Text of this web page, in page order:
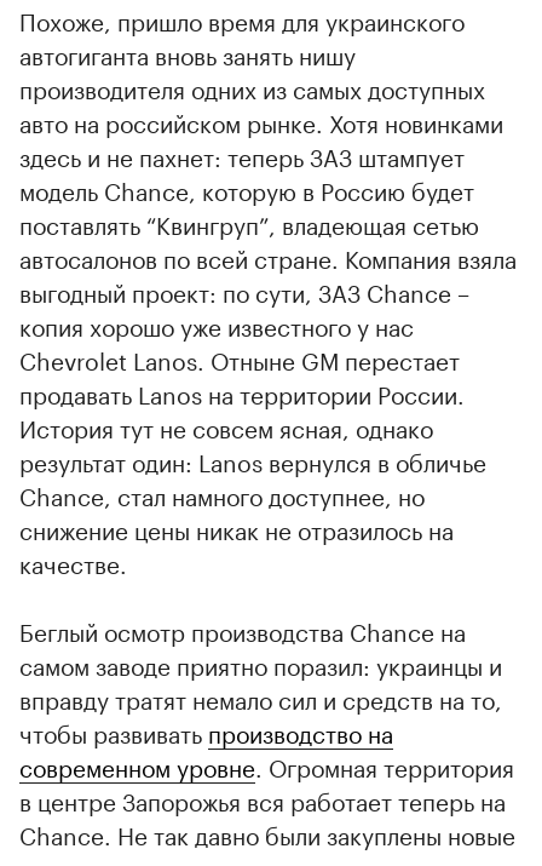
Похоже, пришло время для украинского
автогиганта вновь занять нишу
производителя одних из самых доступных
авто на российском рынке. Хотя новинками
здесь и не пахнет: теперь ЗАЗ штампует
модель Chance, которую в Россию будет
поставлять “Квингруп”, владеющая сетью
автосалонов по всей стране. Компания взяла
выгодный проект: по сути, ЗАЗ Chance –
копия хорошо уже известного у нас
Chevrolet Lanos. Отныне GM перестает
продавать Lanos на территории России.
История тут не совсем ясная, однако
результат один: Lanos вернулся в обличье
Chance, стал намного доступнее, но
снижение цены никак не отразилось на
качестве.
Беглый осмотр производства Chance на
самом заводе приятно поразил: украинцы и
вправду тратят немало сил и средств на то,
чтобы развивать производство на
современном уровне. Огромная территория
в центре Запорожья вся работает теперь на
Chance. Не так давно были закуплены новые